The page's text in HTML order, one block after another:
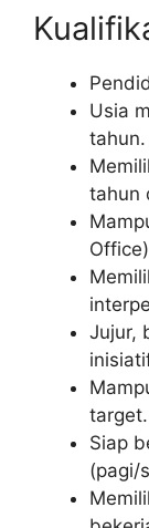
Usia
tahun.
tahun
Jujur,
target.
Siap
(pagi/